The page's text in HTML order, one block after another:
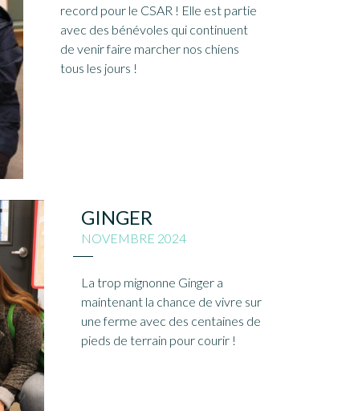
record pour le CSAR ! Elle est partie
avec des bénévoles qui continuent
de venir faire marcher nos chiens
tous les jours !
GINGER
NOVEMBRE 2024
La trop mignonne Ginger a
maintenant la chance de vivre sur
une ferme avec des centaines de
pieds de terrain pour courir !